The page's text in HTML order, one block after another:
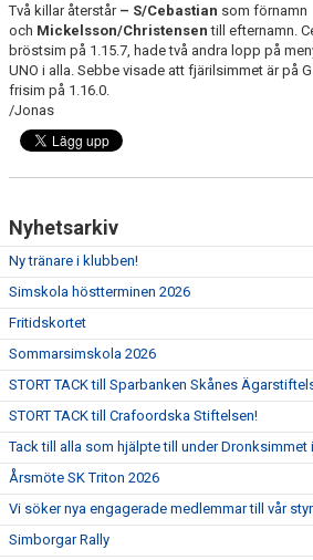
Två killar återstår – S/Cebastian som förnamn
och Mickelsson/Christensen till efternamn.
bröstsim på 1.15.7, hade två andra lopp på
UNO i alla. Sebbe visade att fjärilsimmet är på
frisim på 1.16.0.
/Jonas
Nyhetsarkiv
Ny tränare i klubben!
Simskola höstterminen 2026
Fritidskortet
Sommarsimskola 2026
STORT TACK till Sparbanken Skånes
STORT TACK till Crafoordska Stiftelsen!
Tack till alla som hjälpte till under Dronksimmet
Årsmöte SK Triton 2026
Vi söker nya engagerade medlemmar till vår
Simborgar Rally